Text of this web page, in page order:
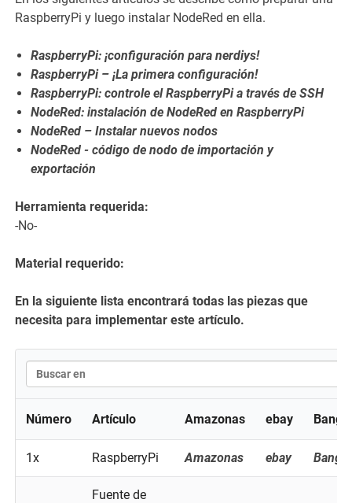
RaspberryPi y luego instalar NodeRed en ella.
RaspberryPi: ¡configuración para nerdiys!
RaspberryPi – ¡La primera configuración!
RaspberryPi: controle el RaspberryPi a través de SSH
NodeRed: instalación de NodeRed en RaspberryPi
NodeRed – Instalar nuevos nodos
NodeRed - código de nodo de importación y
exportación
Herramienta requerida:
-No-
Material requerido:
En la siguiente lista encontrará todas las piezas que
necesita para implementar este artículo.
Número Artículo Amazonas ebay
1x RaspberryPi Amazonas ebay
Fuente de